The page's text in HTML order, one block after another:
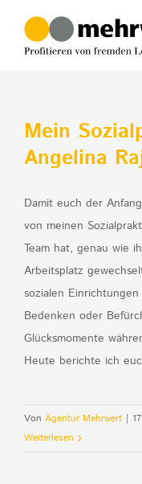
Inhalt
springen
Mein
Angelina
Damit euch der
von meinen
Team hat, genau wie
Arbeitsplatz
sozialen
Bedenken oder
Glücksmomente
Heute berichte ich
Von Agentur Mehrwert |
Weiterlesen